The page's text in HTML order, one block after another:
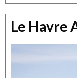
Le Havre